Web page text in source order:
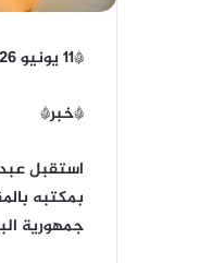
*11 يونيو 2026*
*خبر*
بمكتبه
جمهورية